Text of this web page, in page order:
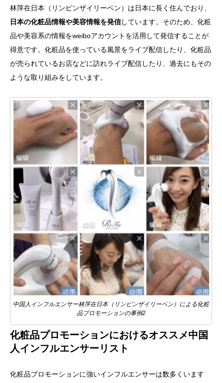
林萍在日本（リンピンザイリーベン）は日本に長く住んでおり、
日本の化粧品情報や美容情報を発信しています。そのため、化粧
品や美容系の情報をweiboアカウントを活用して発信することが
得意です。化粧品を使っている風景をライブ配信したり、化粧品
が売られているお店などに訪れライブ配信したり、過去にもその
ような取り組みをしています。
中国人インフルエンサー林萍在日本（リンピンザイリーベン）による化粧
品プロモーションの事例2
化粧品プロモーションにおけるオススメ中国
人インフルエンサーリスト
化粧品プロモーションに強いインフルエンサーは数多くいます